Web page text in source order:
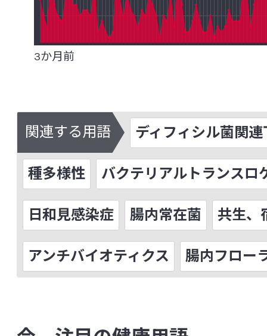
非営利法人ヤクルト本社ヨーロッパ
感染性合併症
機能性消化管障害
機能性ディスペプシア
下痢
研究レビュー（システマティックレビュー
Review(SR)）
交感神経
抗菌ペプチド
高血圧
コホート研究
コルチゾール コレ
3か月前
関連する用語 ディフィシル菌関
種多様性 バクテリアルトランスロ
日和見感染症 腸内常在菌 共生、
アンチバイオティクス 腸内フロー